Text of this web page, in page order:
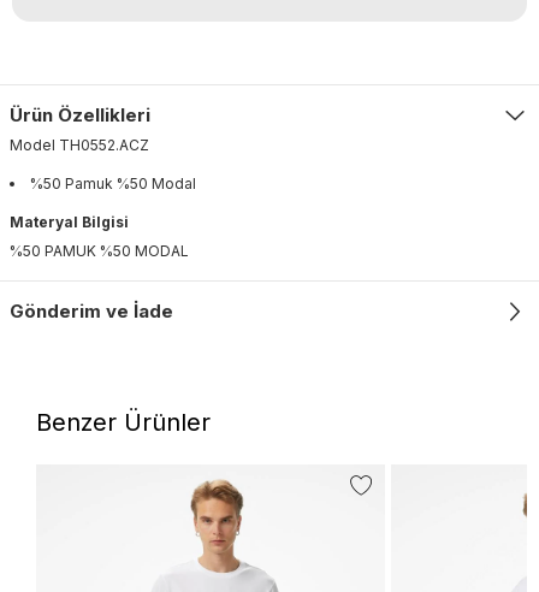
Ürün Özellikleri
Model TH0552.ACZ
%50 Pamuk %50 Modal
Materyal Bilgisi
%50 PAMUK %50 MODAL
Gönderim ve İade
Benzer Ürünler